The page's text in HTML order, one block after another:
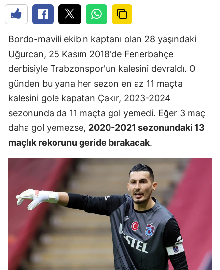
Bordo-mavili ekibin kaptanı olan 28 yaşındaki
Uğurcan, 25 Kasım 2018'de Fenerbahçe
derbisiyle Trabzonspor'un kalesini devraldı. O
günden bu yana her sezon en az 11 maçta
kalesini gole kapatan Çakır, 2023-2024
sezonunda da 11 maçta gol yemedi. Eğer 3 maç
daha gol yemezse, 2020-2021 sezonundaki 13
maçlık rekorunu geride bırakacak.